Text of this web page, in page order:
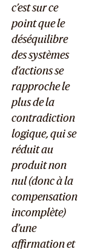
c’est sur ce
point que le
déséquilibre
des systèmes
d’actions se
rapproche le
plus de la
contradiction
logique, qui se
réduit au
produit non
nul (donc à la
compensation
incomplète)
d’une
affirmation et